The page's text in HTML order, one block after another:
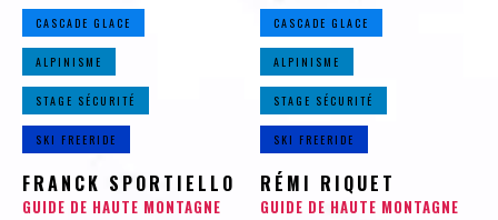
CASCADE GLACE
ALPINISME
STAGE SÉCURITÉ
SKI FREERIDE
FRANCK SPORTIELLO
GUIDE DE HAUTE MONTAGNE
CASCADE GLACE
ALPINISME
STAGE SÉCURITÉ
SKI FREERIDE
RÉMI RIQUET
GUIDE DE HAUTE MONTAGNE